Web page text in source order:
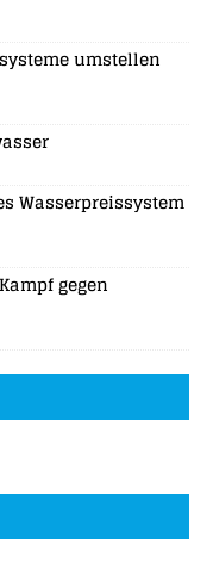
umstellen
Wasserpreissystem
gegen